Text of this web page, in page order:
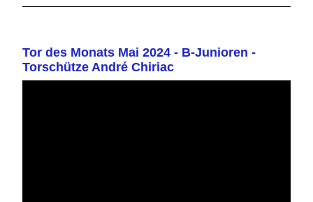
Tor des Monats Mai 2024 - B-Junioren -
Torschütze André Chiriac